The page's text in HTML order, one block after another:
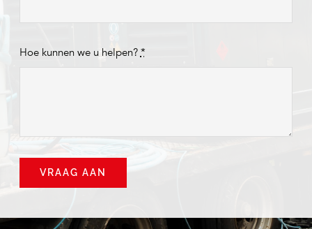
Hoe kunnen we u helpen? *
VRAAG AAN